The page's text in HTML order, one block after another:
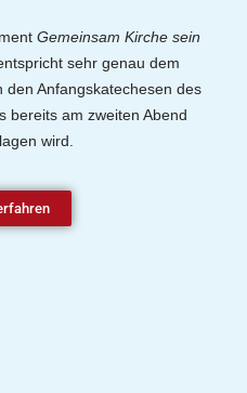
Gemeinsam Kirche sein
sehr genau dem
den Anfangskatechesen des
bereits am zweiten Abend
wird.